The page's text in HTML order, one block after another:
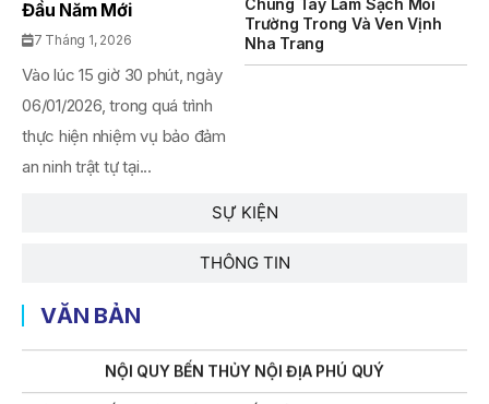
SỰ KIỆN
THÔNG TIN
Đầu Năm Mới
7 Tháng 1, 2026
Vào lúc 15 giờ 30 phút, ngày
06/01/2026, trong quá trình
thực hiện nhiệm vụ bảo đảm
an ninh trật tự tại...
Chung Tay Làm Sạch Môi
Trường Trong Và Ven Vịnh
Nha Trang
VĂN BẢN
THÔNG BÁO Số 707/TB-VNT: Kết Quả Lựa Chọn Đơn Vị Tổ
Chức Đấu Giá Tài Sản Đối Với Mô Tô Nước Cứu Hộ VNT 01
Biển Số KH-0834
THÔNG BÁO Số 706/TB-VNT: Kết Quả Lựa Chọn Đơn Vị Tổ
Chức Đấu Giá Tài Sản Đối Với Ca Nô 200CV VNT 02 Biển
Số KH-0387
THÔNG BÁO Số 659/TB-VNT Năm 2026 V/v Đính Chính
Thông Báo Số 641/TB-VNT Ngày 18/05/2026 Của Ban
NỘI QUY BẾN THỦY NỘI ĐỊA HÒN MUN
NỘI QUY BẾN THỦY NỘI ĐỊA PHÚ QUÝ
NỘI QUY BẾN THỦY NỘI ĐỊA BẾN TÀU DU LỊCH NHA TRANG